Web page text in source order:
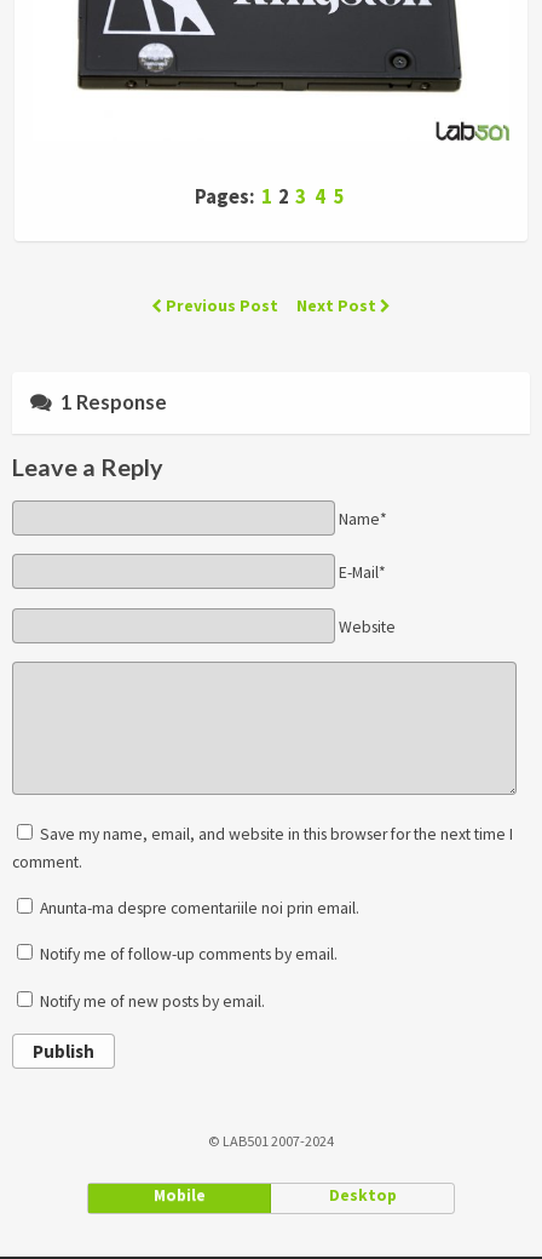
Pages: 1 2 3 4 5
Previous Post Next Post
1 Response
Leave a Reply
Name*
E-Mail*
Website
Save my name, email, and website in this browser for the next time I
comment.
Anunta-ma despre comentariile noi prin email.
Notify me of follow-up comments by email.
Notify me of new posts by email.
Publish
© LAB501 2007-2024
Mobile Desktop